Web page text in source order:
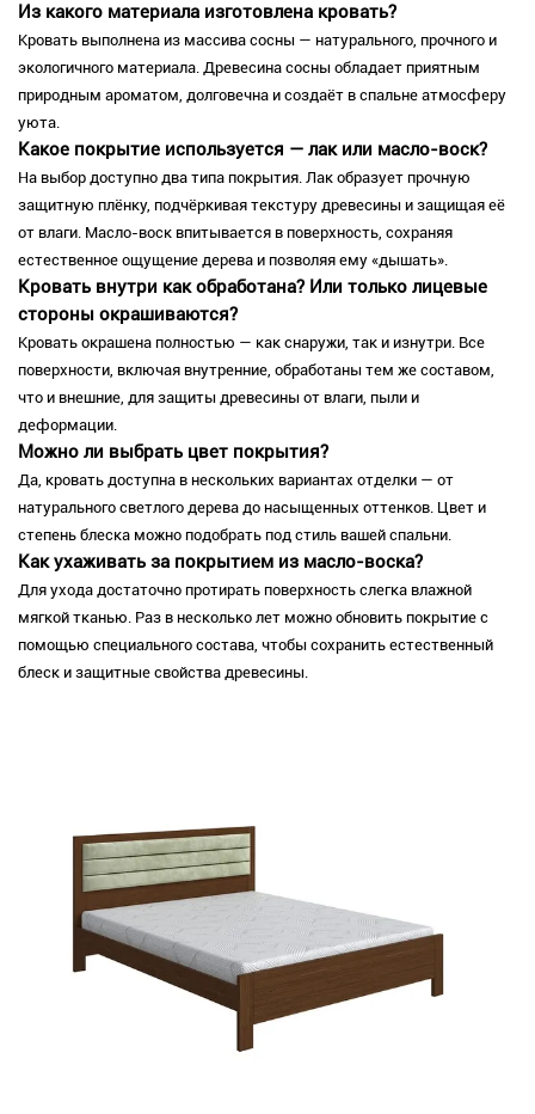
Из какого материала изготовлена кровать?
Кровать выполнена из массива сосны — натурального, прочного и
экологичного материала. Древесина сосны обладает приятным
природным ароматом, долговечна и создаёт в спальне атмосферу
уюта.
Какое покрытие используется — лак или масло-воск?
На выбор доступно два типа покрытия. Лак образует прочную
защитную плёнку, подчёркивая текстуру древесины и защищая её
от влаги. Масло-воск впитывается в поверхность, сохраняя
естественное ощущение дерева и позволяя ему «дышать».
Кровать внутри как обработана? Или только лицевые
стороны окрашиваются?
Кровать окрашена полностью — как снаружи, так и изнутри. Все
поверхности, включая внутренние, обработаны тем же составом,
что и внешние, для защиты древесины от влаги, пыли и
деформации.
Можно ли выбрать цвет покрытия?
Да, кровать доступна в нескольких вариантах отделки — от
натурального светлого дерева до насыщенных оттенков. Цвет и
степень блеска можно подобрать под стиль вашей спальни.
Как ухаживать за покрытием из масло-воска?
Для ухода достаточно протирать поверхность слегка влажной
мягкой тканью. Раз в несколько лет можно обновить покрытие с
помощью специального состава, чтобы сохранить естественный
блеск и защитные свойства древесины.